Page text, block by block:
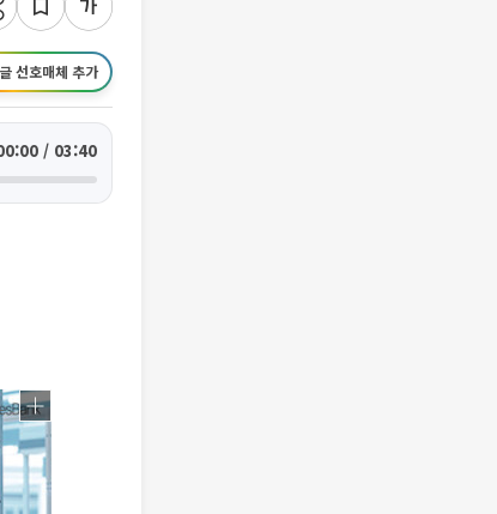
선호매체 추가
/ 03:40